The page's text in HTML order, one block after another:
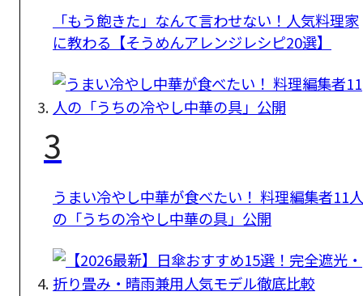
「もう飽きた」なんて言わせない！人気料理家
に教わる【そうめんアレンジレシピ20選】
3
うまい冷やし中華が食べたい！ 料理編集者11人
の「うちの冷やし中華の具」公開